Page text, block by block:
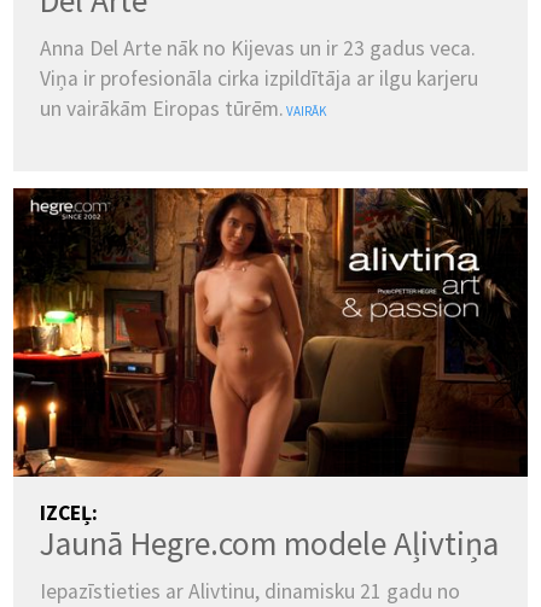
Anna Del Arte nāk no Kijevas un ir 23 gadus veca.
Viņa ir profesionāla cirka izpildītāja ar ilgu karjeru
un vairākām Eiropas tūrēm. VAIRĀK
IZCEĻ:
Jaunā Hegre.com modele Aļivtiņa
Iepazīstieties ar Alivtinu, dinamisku 21 gadu no